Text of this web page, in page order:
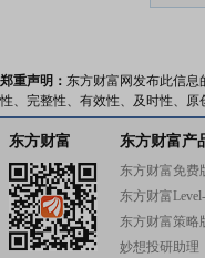
郑重声明： 东方财富网发布此信
性、完整性、有效性、及时性、
东方财富 东方财富产
东方财富免费
东方财富
东方财富策略
妙想投研助理